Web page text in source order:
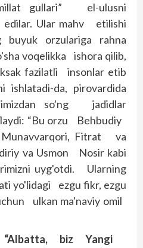
gullari” el-ulusni
Ular mahv etilishi
buyuk orzulariga rahna
voqelikka ishora qilib,
fazilatli insonlar etib
da, pirovardida
so'ng jadidlar
“Bu orzu Behbudiy
Munavvarqori, Fitrat va
va Usmon Nosir kabi
uyg'otdi. Ularning
yo'lidagi ezgu fikr, ezgu
ulkan ma'naviy omil
“Albatta, biz Yangi